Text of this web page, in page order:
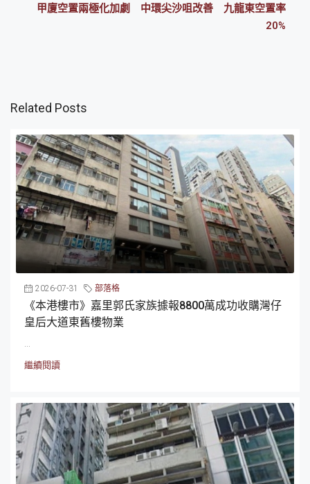
甲廈空置兩極化加劇 中環尖沙咀改善 九龍東空置率
20%
Related Posts
2026-07-31 部落格
《本港樓市》嘉里郭氏家族據報8800萬成功收購灣仔
皇后大道東舊樓物業
繼續閱讀